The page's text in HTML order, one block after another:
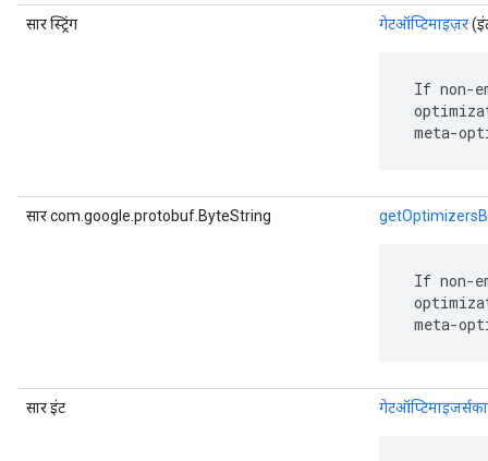
सार स्ट्रिंग गेटऑप्टिमाइज़र
If non-
meta-
सार com.google.protobuf.ByteString
If non-
meta-
सार इंट